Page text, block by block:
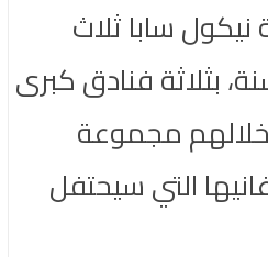
نيكول سابا ثلاث
بثلاثة فنادق كبرى
مجموعة
التي سيحتفل